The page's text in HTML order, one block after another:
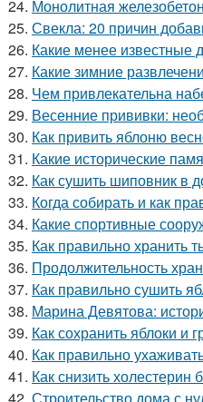
24. Монолитная
25. Свекла: 20 причин
26. Какие менее известные
27. Какие зимние
28. Чем привлекательна
29. Весенние прививки:
30. Как привить яблоню
31. Какие исторические
32. Как сушить шиповник в
33. Когда собирать и как
34. Какие спортивные
35. Как правильно хранить
36. Продолжительность
37. Как правильно сушить
38. Марина Девятова:
39. Как сохранить яблоки
40. Как правильно
41. Как снизить холестерин